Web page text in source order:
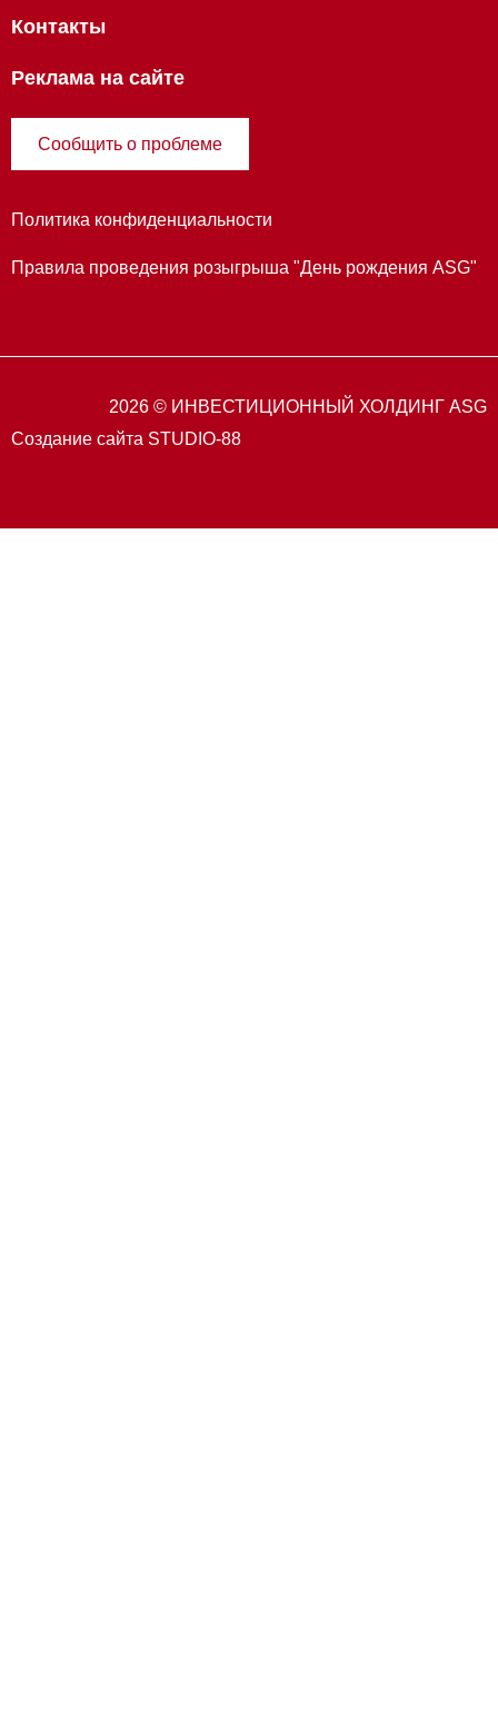
Контакты
Реклама на сайте
Сообщить о проблеме
Политика конфиденциальности
Правила проведения розыгрыша "День рождения ASG"
2026 © ИНВЕСТИЦИОННЫЙ ХОЛДИНГ ASG
Создание сайта STUDIO-88